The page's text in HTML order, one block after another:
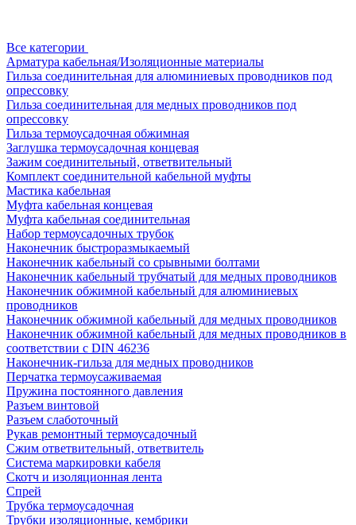
Все категории
Арматура кабельная/Изоляционные материалы
Гильза соединительная для алюминиевых проводников под
опрессовку
Гильза соединительная для медных проводников под
опрессовку
Гильза термоусадочная обжимная
Заглушка термоусадочная концевая
Зажим соединительный, ответвительный
Комплект соединительной кабельной муфты
Мастика кабельная
Муфта кабельная концевая
Муфта кабельная соединительная
Набор термоусадочных трубок
Наконечник быстроразмыкаемый
Наконечник кабельный со срывными болтами
Наконечник кабельный трубчатый для медных проводников
Наконечник обжимной кабельный для алюминиевых
проводников
Наконечник обжимной кабельный для медных проводников
Наконечник обжимной кабельный для медных проводников в
соответствии с DIN 46236
Наконечник-гильза для медных проводников
Перчатка термоусаживаемая
Пружина постоянного давления
Разъем винтовой
Разъем слаботочный
Рукав ремонтный термоусадочный
Сжим ответвительный, ответвитель
Система маркировки кабеля
Скотч и изоляционная лента
Спрей
Трубка термоусадочная
Трубки изоляционные, кембрики